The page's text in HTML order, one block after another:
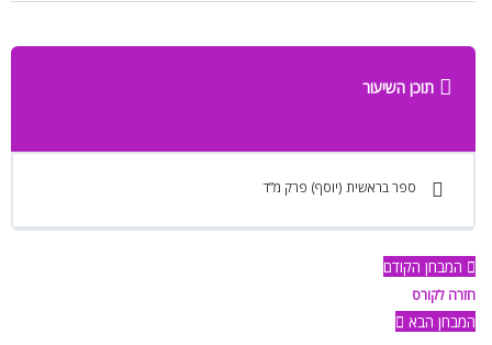
תוכן השיעור
ספר בראשית (יוסף) פרק מ”ד
המבחן הקודם
חזרה לקורס
המבחן הבא